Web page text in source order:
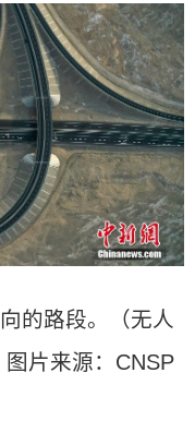
的路段。（无人
片来源：CNSP